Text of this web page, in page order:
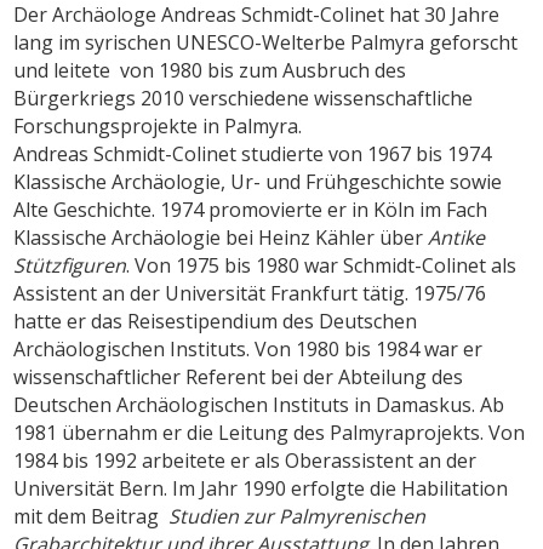
Der Archäologe Andreas Schmidt-Colinet hat 30 Jahre
lang im syrischen UNESCO-Welterbe Palmyra geforscht
und leitete von 1980 bis zum Ausbruch des
Bürgerkriegs 2010 verschiedene wissenschaftliche
Forschungsprojekte in Palmyra.
Andreas Schmidt-Colinet studierte von 1967 bis 1974
Klassische Archäologie, Ur- und Frühgeschichte sowie
Alte Geschichte. 1974 promovierte er in Köln im Fach
Klassische Archäologie bei Heinz Kähler überAntike
Stützfiguren. Von 1975 bis 1980 war Schmidt-Colinet als
Assistent an der Universität Frankfurt tätig. 1975/76
hatte er das Reisestipendium des Deutschen
Archäologischen Instituts. Von 1980 bis 1984 war er
wissenschaftlicher Referent bei der Abteilung des
Deutschen Archäologischen Instituts in Damaskus. Ab
1981 übernahm er die Leitung des Palmyraprojekts. Von
1984 bis 1992 arbeitete er als Oberassistent an der
Universität Bern. Im Jahr 1990 erfolgte die Habilitation
mit dem Beitrag Studien zur Palmyrenischen